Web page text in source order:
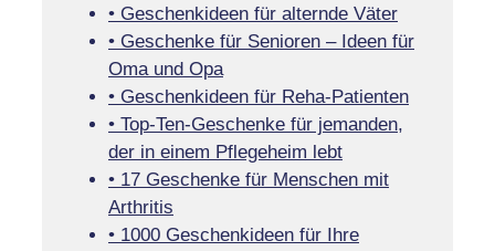
• Geschenkideen für alternde Väter
• Geschenke für Senioren – Ideen für
Oma und Opa
• Geschenkideen für Reha-Patienten
• Top-Ten-Geschenke für jemanden,
der in einem Pflegeheim lebt
• 17 Geschenke für Menschen mit
Arthritis
• 1000 Geschenkideen für Ihre